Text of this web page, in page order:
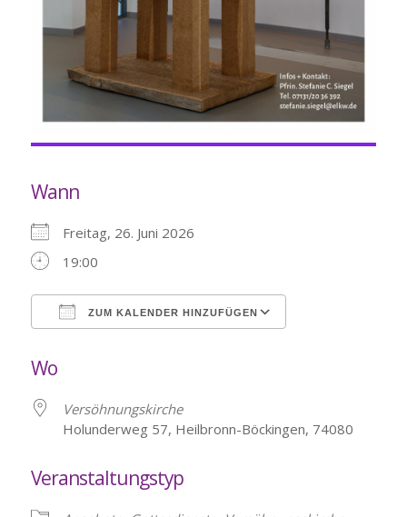
Wann
Freitag, 26. Juni 2026
19:00
ZUM KALENDER HINZUFÜGEN
Wo
Versöhnungskirche
Holunderweg 57, Heilbronn-Böckingen, 74080
Veranstaltungstyp